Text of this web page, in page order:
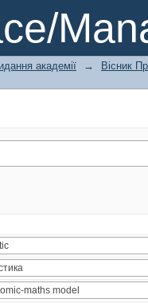
академії →
Вісник